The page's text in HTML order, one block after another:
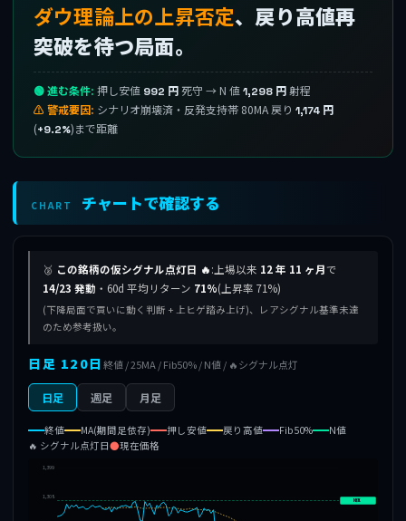
ダウ理論上の上昇否定、戻り高値再
突破を待つ局面。
🟢 進む条件: 押し安値 992 円 死守 → N 値1,298 円 射程
⚠ 警戒要因: シナリオ崩壊済・反発支持帯 80MA 戻り 1,174 円
(+9.2%)まで距離
CHART チャートで確認する
🥈 この銘柄の仮シグナル点灯日 🔥:上場以来 12 年 11 ヶ月で
14/23 発動 ・60d 平均リターン 71%(上昇率 71%)
(下降局面で買いに動く判断 + 上ヒゲ踏み上げ)、レアシグナル基準未達
のため参考扱い。
日足 120日終値 / 25MA / Fib50% / N値 / 🔥シグナル点灯
日足 週足 月足
終値 MA(期間足依存) 押し安値 戻り高値 Fib50%
N値
🔥 シグナル点灯日●現在価格
1,399
1,308 N値